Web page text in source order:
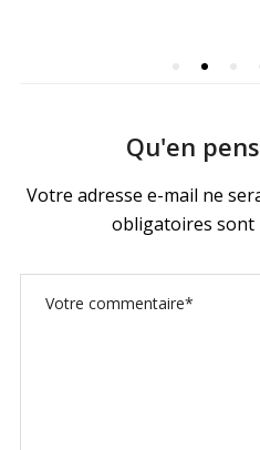
Qu'en
Votre adresse e-mail ne
obligatoires sont